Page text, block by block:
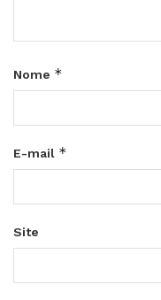
Nome *
E-mail *
Site